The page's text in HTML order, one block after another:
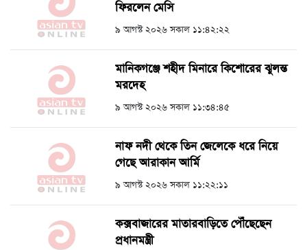
ফিরলেন মেসি
৯ আগস্ট ২০২৬ সকাল ১১:৪২:২২
মানিকগঞ্জে শহীদ মিনারে কিশোরের ঝুলন্ত
মরদেহ
৯ আগস্ট ২০২৬ সকাল ১১:৩৪:৪৫
নাফ নদী থেকে তিন জেলেকে ধরে নিয়ে
গেছে আরাকান আর্মি
৯ আগস্ট ২০২৬ সকাল ১১:২২:১১
কক্সবাজারের মাতারবাড়িতে পৌঁছেছেন
প্রধানমন্ত্রী